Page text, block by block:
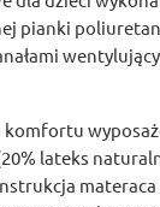
pianki
lateks